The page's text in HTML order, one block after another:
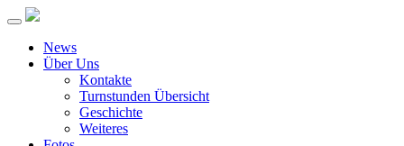
Toggle
navigationNews
Über Uns
Kontakte
Turnstunden Übersicht
Geschichte
Weiteres